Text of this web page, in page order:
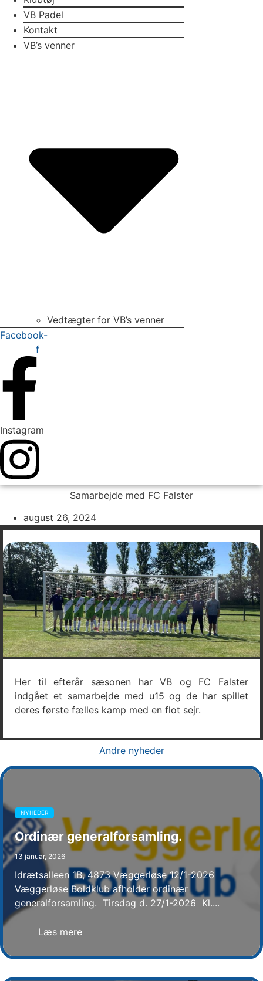
VB Padel
Kontakt
VB’s venner
Vedtægter for VB’s venner
Facebook-
f
Instagram
Samarbejde med FC Falster
august 26, 2024
Her til efterår sæsonen har VB og FC Falster
indgået et samarbejde med u15 og de har spillet
deres første fælles kamp med en flot sejr.
Andre nyheder
NYHEDER
Ordinær generalforsamling.
13 januar, 2026
Idrætsalleen 1B, 4873 Væggerløse 12/1-2026
Væggerløse Boldklub afholder ordinær
generalforsamling. Tirsdag d. 27/1-2026 Kl....
Læs mere